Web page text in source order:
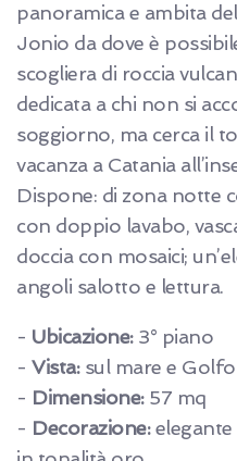
panoramica e ambita
Jonio da dove è
scogliera di roccia
dedicata a chi non si
soggiorno, ma cerca il
vacanza a Catania
Dispone: di zona notte
con doppio lavabo,
doccia con mosaici;
angoli salotto e lettura.
- Ubicazione:3° piano
- Vista:sul mare e Golfo
- Dimensione:57 mq
- Decorazione:elegante